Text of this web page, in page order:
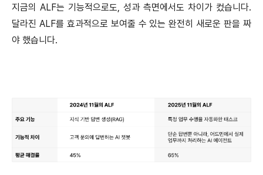
지금의 ALF는 기능적으로도, 성과 측면에서도 차이가 컸습니다.
달라진 ALF를 효과적으로 보여줄 수 있는 완전히 새로운 판을 짜
야 했습니다.